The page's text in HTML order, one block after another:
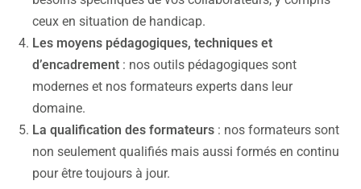
ceux en situation de handicap.
Les moyens pédagogiques, techniques et
d’encadrement : nos outils pédagogiques sont
modernes et nos formateurs experts dans leur
domaine.
La qualification des formateurs : nos formateurs sont
non seulement qualifiés mais aussi formés en continu
pour être toujours à jour.